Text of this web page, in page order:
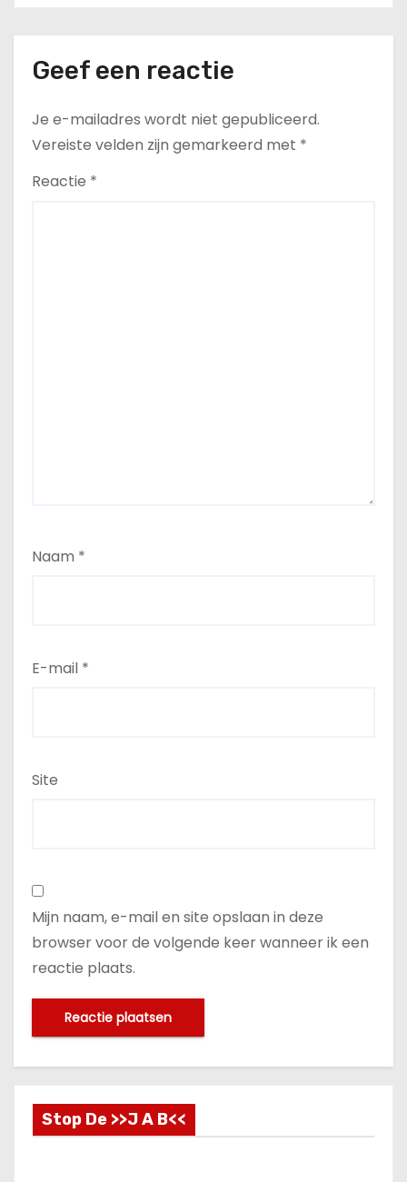
Geef een reactie
Je e-mailadres wordt niet gepubliceerd.
Vereiste velden zijn gemarkeerd met *
Reactie *
Naam *
E-mail *
Site
Mijn naam, e-mail en site opslaan in deze
browser voor de volgende keer wanneer ik een
reactie plaats.
Stop De >>J A B<<